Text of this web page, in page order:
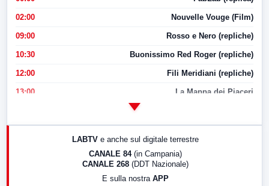
02:00 Nouvelle Vouge (Film)
09:00 Rosso e Nero (repliche)
10:30 Buonissimo Red Roger (repliche)
12:00 Fili Meridiani (repliche)
13:00 La Mappa dei Piaceri
17:00 LabNews (replica)
LABTV e anche sul digitale terrestre
CANALE 84 (in Campania)
CANALE 268 (DDT Nazionale)
E sulla nostra APP